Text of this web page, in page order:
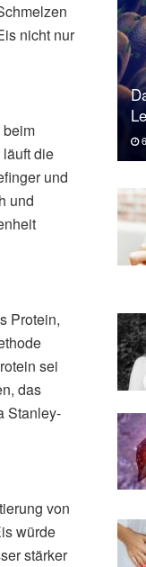
nicht nur
beim
die
und
und
Protein,
sei
das
Stanley-
von
würde
stärker